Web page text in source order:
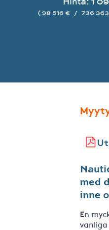
( 98 516 € / 736
med
inne
En